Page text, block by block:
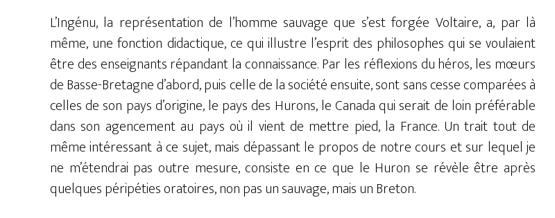
L’Ingénu, la représentation de l’homme sauvage que s’est forgée Voltaire, a, par là
même, une fonction didactique, ce qui illustre l’esprit des philosophes qui se voulaient
être des enseignants répandant la connaissance. Par les réflexions du héros, les mœurs
de Basse-Bretagne d’abord, puis celle de la société ensuite, sont sans cesse comparées à
celles de son pays d’origine, le pays des Hurons, le Canada qui serait de loin préférable
dans son agencement au pays où il vient de mettre pied, la France. Un trait tout de
même intéressant à ce sujet, mais dépassant le propos de notre cours et sur lequel je
ne m’étendrai pas outre mesure, consiste en ce que le Huron se révèle être après
quelques péripéties oratoires, non pas un sauvage, mais un Breton.